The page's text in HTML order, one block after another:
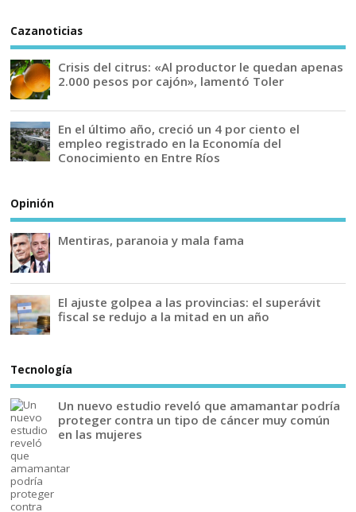
Cazanoticias
Crisis del citrus: «Al productor le quedan apenas
2.000 pesos por cajón», lamentó Toler
En el último año, creció un 4 por ciento el
empleo registrado en la Economía del
Conocimiento en Entre Ríos
Opinión
Mentiras, paranoia y mala fama
El ajuste golpea a las provincias: el superávit
fiscal se redujo a la mitad en un año
Tecnología
Un nuevo estudio reveló que amamantar podría
proteger contra un tipo de cáncer muy común
en las mujeres